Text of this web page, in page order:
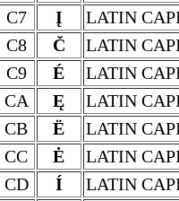
C7 Į
LATIN
C8 Č
LATIN
C9 É
LATIN
CA Ę
LATIN
CB Ë
LATIN
CC Ė
LATIN
CD Í
LATIN